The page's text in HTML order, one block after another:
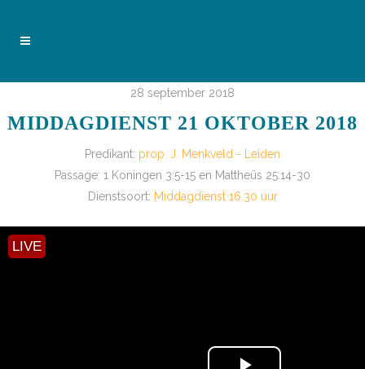
28 september 2018
MIDDAGDIENST 21 OKTOBER 2018
Predikant: prop. J. Menkveld - Leiden
Passage: 1 Koningen 3:5-15 en Mattheüs 25:14-30
Dienstsoort: Middagdienst 16.30 uur